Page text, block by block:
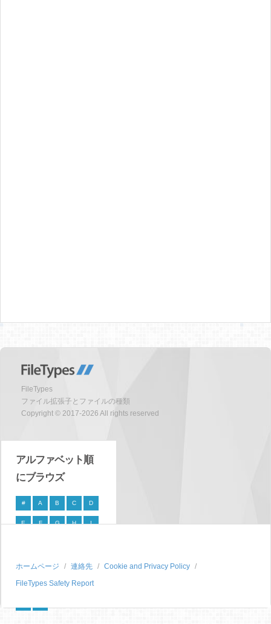
FileTypes
ファイル拡張子とファイルの種類
Copyright © 2017-2026 All rights reserved
アルファベット順
にブラウズ
# A B C D
E F G H I
P Q R S
T U V W X
ホームページ 連絡先
Cookie and Privacy Policy
FileTypes Safety Report